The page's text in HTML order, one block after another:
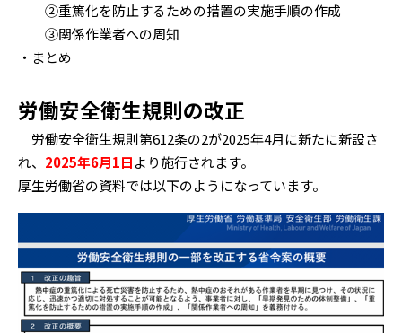
②重篤化を防止するための措置の実施手順の作成
③関係作業者への周知
・まとめ
労働安全衛生規則の改正
労働安全衛生規則第612条の2が2025年4月に新たに新設さ
れ、 2025年6月1日より施行されます。
厚生労働省の資料では以下のようになっています。